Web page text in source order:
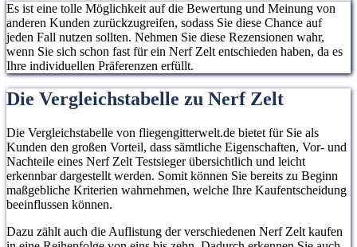
Es ist eine tolle Möglichkeit auf die Bewertung und Meinung von
anderen Kunden zurückzugreifen, sodass Sie diese Chance auf
jeden Fall nutzen sollten. Nehmen Sie diese Rezensionen wahr,
wenn Sie sich schon fast für ein Nerf Zelt entschieden haben, da es
Ihre individuellen Präferenzen erfüllt.
Die Vergleichstabelle zu Nerf Zelt
Die Vergleichstabelle von fliegengitterwelt.de bietet für Sie als
Kunden den großen Vorteil, dass sämtliche Eigenschaften, Vor- und
Nachteile eines Nerf Zelt Testsieger übersichtlich und leicht
erkennbar dargestellt werden. Somit können Sie bereits zu Beginn
maßgebliche Kriterien wahrnehmen, welche Ihre Kaufentscheidung
beeinflussen können.
Dazu zählt auch die Auflistung der verschiedenen Nerf Zelt kaufen